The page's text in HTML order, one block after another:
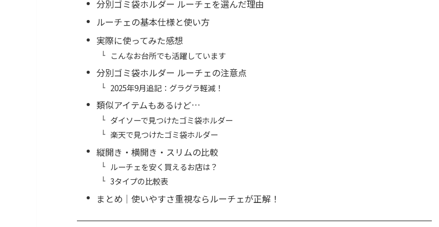
分別ゴミ袋ホルダー ルーチェを選んだ理由
ルーチェの基本仕様と使い方
実際に使ってみた感想
こんなお台所でも活躍しています
分別ゴミ袋ホルダー ルーチェの注意点
2025年9月追記：グラグラ軽減！
類似アイテムもあるけど…
ダイソーで見つけたゴミ袋ホルダー
楽天で見つけたゴミ袋ホルダー
縦開き・横開き・スリムの比較
ルーチェを安く買えるお店は？
3タイプの比較表
まとめ│使いやすさ重視ならルーチェが正解！